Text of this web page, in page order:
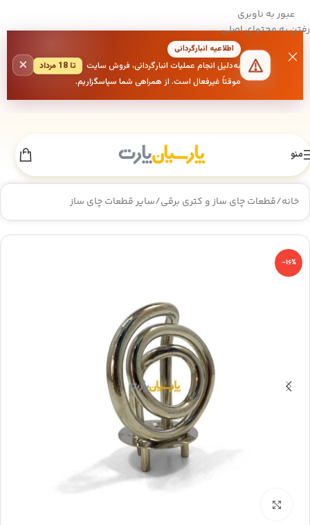
عبور به ناوبری
رفتن به محتوای اصلی
اطلاعیه انبارگردانی
به‌دلیل انجام عملیات انبارگردانی، فروش سایت
تا 18 مرداد
موقتاً غیرفعال است. از همراهی شما سپاسگزاریم.
×
منو
خانه/قطعات چای ساز و کتری برقی/سایر قطعات چای ساز
-16%